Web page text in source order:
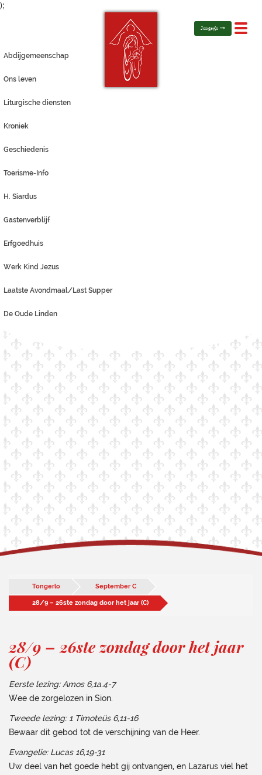
);
Toggle
Jongerlo
Abdijgemeenschap
Ons leven
Liturgische diensten
Kroniek
Geschiedenis
Toerisme-Info
H. Siardus
Gastenverblijf
Erfgoedhuis
Werk Kind Jezus
Laatste Avondmaal/Last Supper
De Oude Linden
Tongerlo September C
28/9 – 26ste zondag door het jaar (C)
28/9 – 26ste zondag door het jaar
(C)
Eerste lezing: Amos 6,1a.4-7
Wee de zorgelozen in Sion.
Tweede lezing: 1 Timoteüs 6,11-16
Bewaar dit gebod tot de verschijning van de Heer.
Evangelie: Lucas 16,19-31
Uw deel van het goede hebt gij ontvangen, en Lazarus viel het